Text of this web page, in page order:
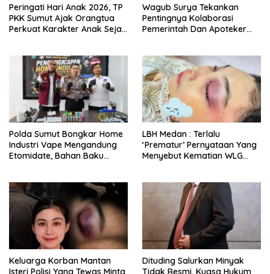
Peringati Hari Anak 2026, TP
PKK Sumut Ajak Orangtua
Perkuat Karakter Anak Sejak
Wagub Surya Tekankan
Pentingnya Kolaborasi
Pemerintah Dan Apoteker
Polda Sumut Bongkar Home
Industri Vape Mengandung
Etomidate, Bahan Baku
LBH Medan : Terlalu
‘Prematur’ Pernyataan Yang
Menyebut Kematian WLG
Keluarga Korban Mantan
Isteri Polisi Yang Tewas Minta
Dituding Salurkan Minyak
Tidak Resmi, Kuasa Hukum